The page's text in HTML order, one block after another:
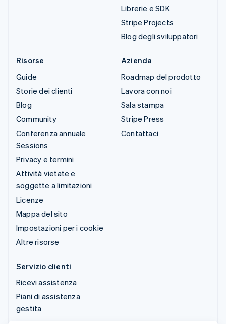
Librerie e SDK
Stripe Projects
Blog degli sviluppatori
Risorse
Guide
Storie dei clienti
Blog
Community
Conferenza annuale
Sessions
Privacy e termini
Attività vietate e
soggette a limitazioni
Licenze
Mappa del sito
Impostazioni per i cookie
Altre risorse
Azienda
Roadmap del prodotto
Lavora con noi
Sala stampa
Stripe Press
Contattaci
Servizio clienti
Ricevi assistenza
Piani di assistenza
gestita